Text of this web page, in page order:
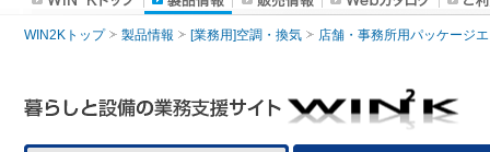
WIN2Kトップ 製品情報 [業務用]空調・換気 店舗・事務所用パッケージ